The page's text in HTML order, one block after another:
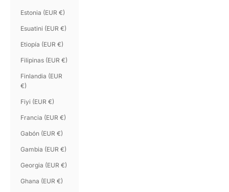
Estonia (EUR €)
Esuatini (EUR €)
Etiopía (EUR €)
Filipinas (EUR €)
Finlandia (EUR
€)
Fiyi (EUR €)
Francia (EUR €)
Gabón (EUR €)
Gambia (EUR €)
Georgia (EUR €)
Ghana (EUR €)